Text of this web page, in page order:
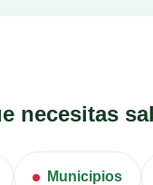
necesitas
Municipios